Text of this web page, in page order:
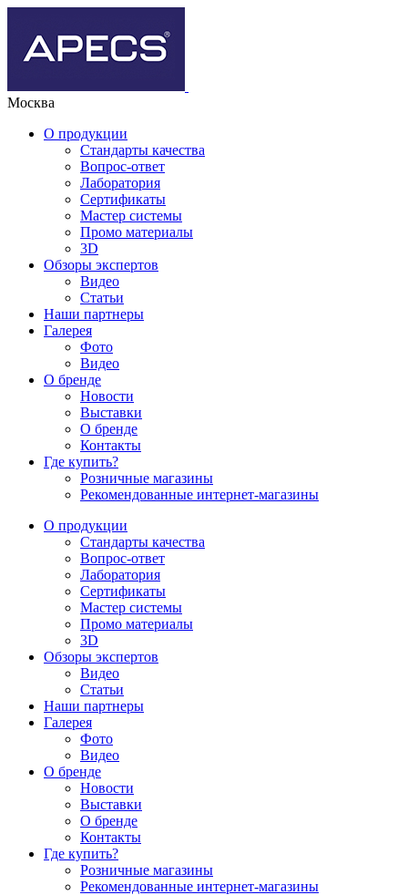
Москва
О продукции
Стандарты качества
Вопрос-ответ
Лаборатория
Сертификаты
Мастер системы
Промо материалы
3D
Обзоры экспертов
Видео
Статьи
Наши партнеры
Галерея
Фото
Видео
О бренде
Новости
Выставки
О бренде
Контакты
Где купить?
Розничные магазины
Рекомендованные интернет-магазины
О продукции
Стандарты качества
Вопрос-ответ
Лаборатория
Сертификаты
Мастер системы
Промо материалы
3D
Обзоры экспертов
Видео
Статьи
Наши партнеры
Галерея
Фото
Видео
О бренде
Новости
Выставки
О бренде
Контакты
Где купить?
Розничные магазины
Рекомендованные интернет-магазины